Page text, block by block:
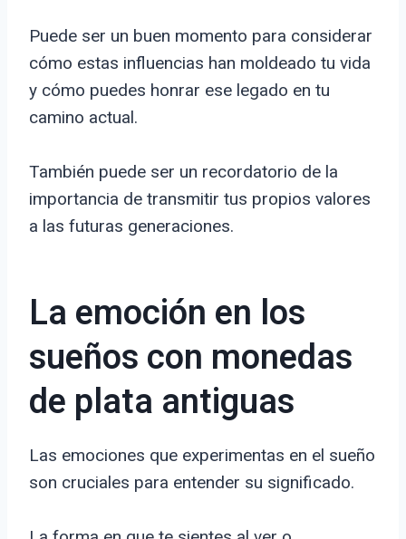
Puede ser un buen momento para considerar
cómo estas influencias han moldeado tu vida
y cómo puedes honrar ese legado en tu
camino actual.
También puede ser un recordatorio de la
importancia de transmitir tus propios valores
a las futuras generaciones.
La emoción en los
sueños con monedas
de plata antiguas
Las emociones que experimentas en el sueño
son cruciales para entender su significado.